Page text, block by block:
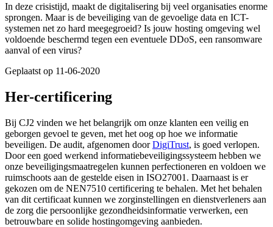
In deze crisistijd, maakt de digitalisering bij veel organisaties enorme
sprongen. Maar is de beveiliging van de gevoelige data en ICT-
systemen net zo hard meegegroeid? Is jouw hosting omgeving wel
voldoende beschermd tegen een eventuele DDoS, een ransomware
aanval of een virus?
Geplaatst op 11-06-2020
Her-certificering
Bij CJ2 vinden we het belangrijk om onze klanten een veilig en
geborgen gevoel te geven, met het oog op hoe we informatie
beveiligen. De audit, afgenomen doorDigiTrust, is goed verlopen.
Door een goed werkend informatiebeveiligingssysteem hebben we
onze beveiligingsmaatregelen kunnen perfectioneren en voldoen we
ruimschoots aan de gestelde eisen in ISO27001. Daarnaast is er
gekozen om de NEN7510 certificering te behalen. Met het behalen
van dit certificaat kunnen we zorginstellingen en dienstverleners aan
de zorg die persoonlijke gezondheidsinformatie verwerken, een
betrouwbare en solide hostingomgeving aanbieden.